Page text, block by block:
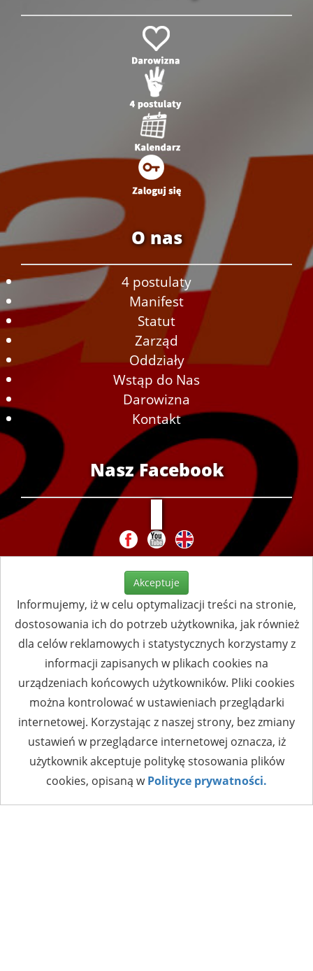
O nas
4 postulaty
Manifest
Statut
Zarząd
Oddziały
Wstąp do Nas
Darowizna
Kontakt
Nasz Facebook
Akceptuje
Informujemy, iż w celu optymalizacji treści na stronie,
dostosowania ich do potrzeb użytkownika, jak również
dla celów reklamowych i statystycznych korzystamy z
informacji zapisanych w plikach cookies na
urządzeniach końcowych użytkowników. Pliki cookies
można kontrolować w ustawieniach przeglądarki
internetowej. Korzystając z naszej strony, bez zmiany
ustawień w przeglądarce internetowej oznacza, iż
użytkownik akceptuje politykę stosowania plików
cookies, opisaną wPolityce prywatności.